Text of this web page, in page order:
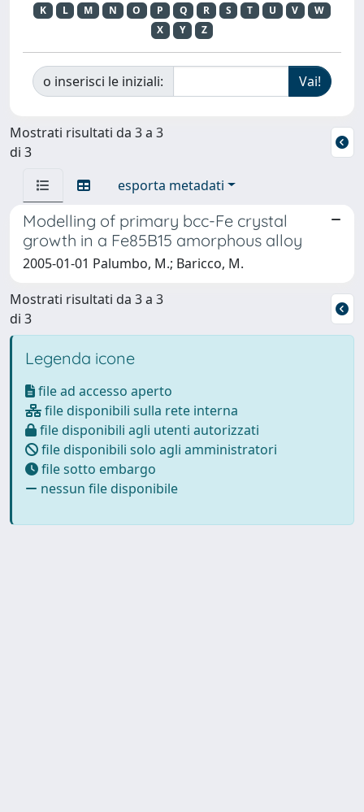
K
L M N O P Q R S T U V
W
X
Y Z
o inserisci le iniziali:
Mostrati risultati da 3 a 3
di 3
esporta metadati
Modelling of primary bcc-Fe crystal
growth in a Fe85B15 amorphous alloy
2005-01-01 Palumbo, M.; Baricco, M.
Mostrati risultati da 3 a 3
di 3
Legenda icone
file ad accesso aperto
file disponibili sulla rete interna
file disponibili agli utenti autorizzati
file disponibili solo agli amministratori
file sotto embargo
nessun file disponibile